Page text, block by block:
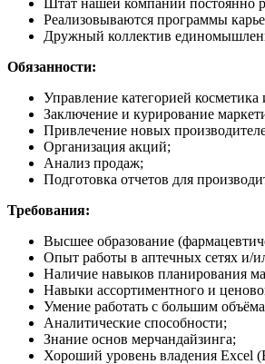
Реализовываются программы
Дружный коллектив
Обязанности:
Управление категорией косметика
Заключение и курирование
Привлечение новых
Организация акций;
Анализ продаж;
Подготовка отчетов для
Требования:
Высшее образование
Опыт работы в аптечных сетях и/
Наличие навыков планирования
Навыки ассортиментного и
Умение работать с большим
Аналитические способности;
Знание основ мерчандайзинга;
Хороший уровень владения Excel